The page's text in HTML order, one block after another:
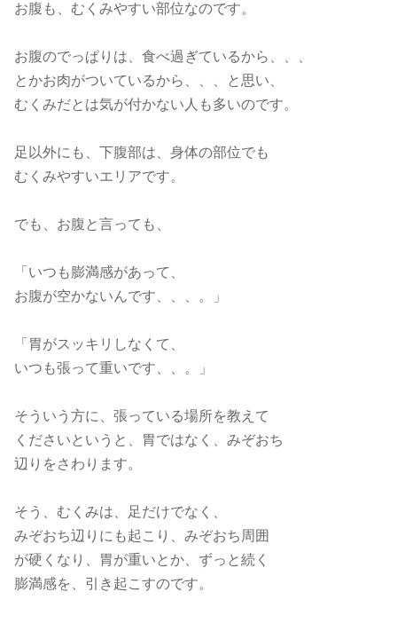
お腹も、むくみやすい部位なのです。
お腹のでっぱりは、食べ過ぎているから、、、
とかお肉がついているから、、、と思い、
むくみだとは気が付かない人も多いのです。
足以外にも、下腹部は、身体の部位でも
むくみやすいエリアです。
でも、お腹と言っても、
「いつも膨満感があって、
お腹が空かないんです、、、。」
「胃がスッキリしなくて、
いつも張って重いです、、。」
そういう方に、張っている場所を教えて
くださいというと、胃ではなく、みぞおち
辺りをさわります。
そう、むくみは、足だけでなく、
みぞおち辺りにも起こり、みぞおち周囲
が硬くなり、胃が重いとか、ずっと続く
膨満感を、引き起こすのです。